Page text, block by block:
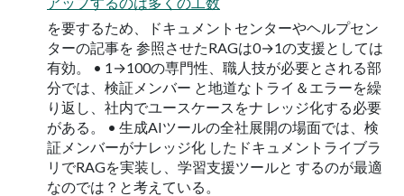
を要するため、ドキュメントセンターやヘルプセン
ターの記事を 参照させたRAGは0→1の支援としては
有効。 • 1→100の専門性、職人技が必要とされる部
分では、検証メンバー と地道なトライ＆エラーを繰
り返し、社内でユースケースをナ レッジ化する必要
がある。 • 生成AIツールの全社展開の場面では、検
証メンバーがナレッジ化 したドキュメントライブラ
リでRAGを実装し、学習支援ツールと するのが最適
なのでは？と考えている。